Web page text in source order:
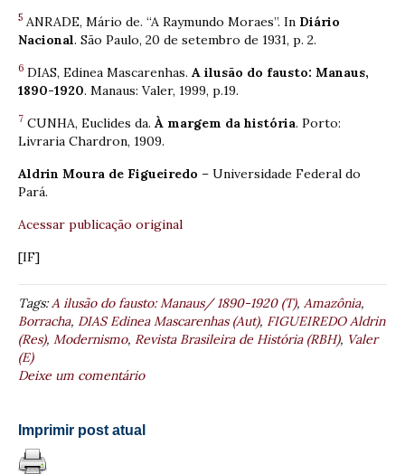
5 ANRADE, Mário de. “A Raymundo Moraes”. In Diário
Nacional. São Paulo, 20 de setembro de 1931, p. 2.
6 DIAS, Edinea Mascarenhas. A ilusão do fausto: Manaus,
1890-1920. Manaus: Valer, 1999, p.19.
7 CUNHA, Euclides da. À margem da história. Porto:
Livraria Chardron, 1909.
Aldrin Moura de Figueiredo – Universidade Federal do
Pará.
Acessar publicação original
[IF]
Tags:A ilusão do fausto: Manaus/ 1890-1920 (T), Amazônia,
Borracha, DIAS Edinea Mascarenhas (Aut), FIGUEIREDO Aldrin
(Res), Modernismo, Revista Brasileira de História (RBH), Valer
(E)
Deixe um comentário
Imprimir post atual